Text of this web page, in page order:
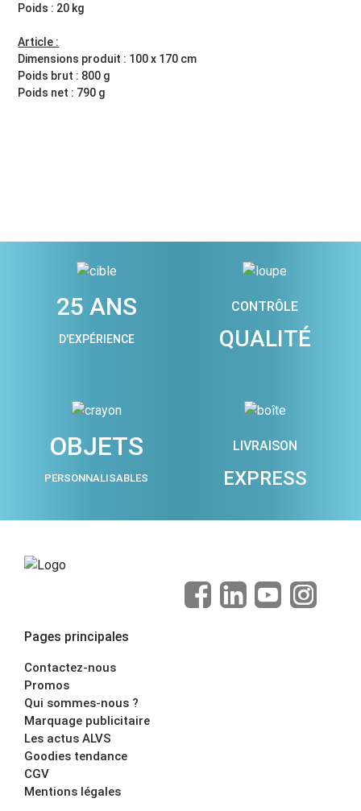
Poids : 20 kg
Article :
Dimensions produit : 100 x 170 cm
Poids brut : 800 g
Poids net : 790 g
25 ANS
D'EXPÉRIENCE
CONTRÔLE
QUALITÉ
OBJETS
PERSONNALISABLES
LIVRAISON
EXPRESS
Pages principales
Contactez-nous
Promos
Qui sommes-nous ?
Marquage publicitaire
Les actus ALVS
Goodies tendance
CGV
Mentions légales